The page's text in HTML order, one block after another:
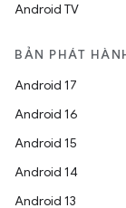
Android TV
BẢN PHÁT
Android 17
Android 16
Android 15
Android 14
Android 13